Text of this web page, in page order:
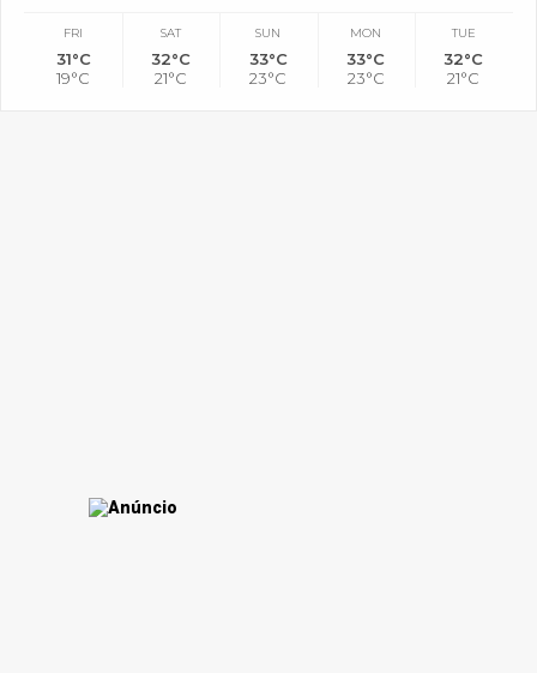
FRI
31°C
19°C
SAT
32°C
21°C
SUN
33°C
23°C
MON
33°C
23°C
TUE
32°C
21°C